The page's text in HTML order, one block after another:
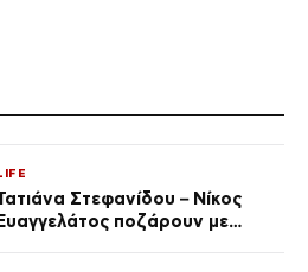
Στεφανίδου – Νίκος
Ευαγγελάτος ποζάρουν με